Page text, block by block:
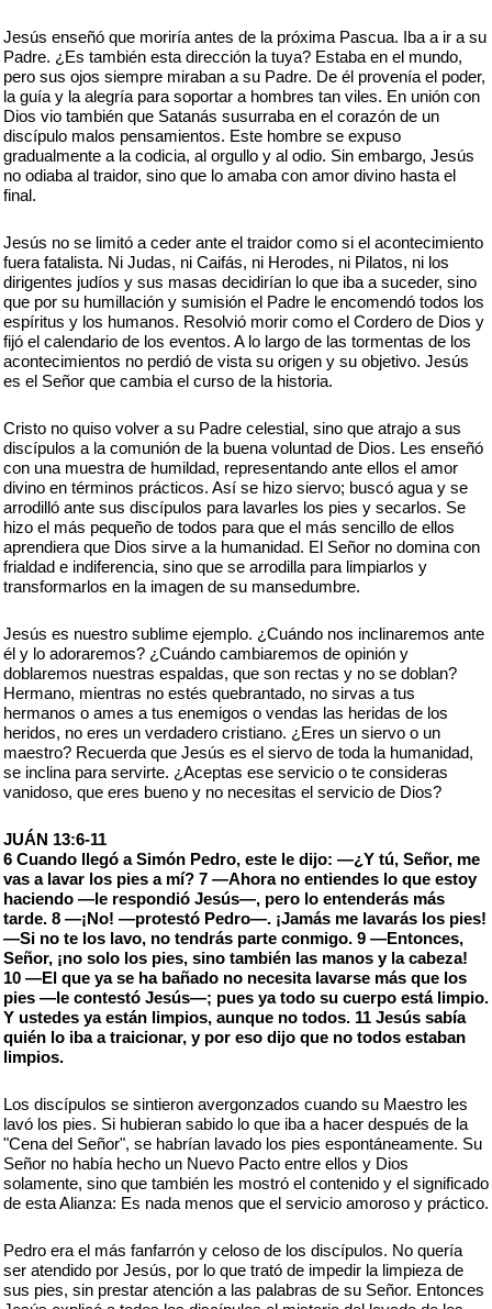
Jesús enseñó que moriría antes de la próxima Pascua. Iba a ir a su
Padre. ¿Es también esta dirección la tuya? Estaba en el mundo,
pero sus ojos siempre miraban a su Padre. De él provenía el poder,
la guía y la alegría para soportar a hombres tan viles. En unión con
Dios vio también que Satanás susurraba en el corazón de un
discípulo malos pensamientos. Este hombre se expuso
gradualmente a la codicia, al orgullo y al odio. Sin embargo, Jesús
no odiaba al traidor, sino que lo amaba con amor divino hasta el
final.
Jesús no se limitó a ceder ante el traidor como si el acontecimiento
fuera fatalista. Ni Judas, ni Caifás, ni Herodes, ni Pilatos, ni los
dirigentes judíos y sus masas decidirían lo que iba a suceder, sino
que por su humillación y sumisión el Padre le encomendó todos los
espíritus y los humanos. Resolvió morir como el Cordero de Dios y
fijó el calendario de los eventos. A lo largo de las tormentas de los
acontecimientos no perdió de vista su origen y su objetivo. Jesús
es el Señor que cambia el curso de la historia.
Cristo no quiso volver a su Padre celestial, sino que atrajo a sus
discípulos a la comunión de la buena voluntad de Dios. Les enseñó
con una muestra de humildad, representando ante ellos el amor
divino en términos prácticos. Así se hizo siervo; buscó agua y se
arrodilló ante sus discípulos para lavarles los pies y secarlos. Se
hizo el más pequeño de todos para que el más sencillo de ellos
aprendiera que Dios sirve a la humanidad. El Señor no domina con
frialdad e indiferencia, sino que se arrodilla para limpiarlos y
transformarlos en la imagen de su mansedumbre.
Jesús es nuestro sublime ejemplo. ¿Cuándo nos inclinaremos ante
él y lo adoraremos? ¿Cuándo cambiaremos de opinión y
doblaremos nuestras espaldas, que son rectas y no se doblan?
Hermano, mientras no estés quebrantado, no sirvas a tus
hermanos o ames a tus enemigos o vendas las heridas de los
heridos, no eres un verdadero cristiano. ¿Eres un siervo o un
maestro? Recuerda que Jesús es el siervo de toda la humanidad,
se inclina para servirte. ¿Aceptas ese servicio o te consideras
vanidoso, que eres bueno y no necesitas el servicio de Dios?
JUÁN 13:6-11
6 Cuando llegó a Simón Pedro, este le dijo: —¿Y tú, Señor, me
vas a lavar los pies a mí? 7 —Ahora no entiendes lo que estoy
haciendo —le respondió Jesús—, pero lo entenderás más
tarde. 8 —¡No! —protestó Pedro—. ¡Jamás me lavarás los pies!
—Si no te los lavo, no tendrás parte conmigo. 9 —Entonces,
Señor, ¡no solo los pies, sino también las manos y la cabeza!
10 —El que ya se ha bañado no necesita lavarse más que los
pies —le contestó Jesús—; pues ya todo su cuerpo está limpio.
Y ustedes ya están limpios, aunque no todos. 11 Jesús sabía
quién lo iba a traicionar, y por eso dijo que no todos estaban
limpios.
Los discípulos se sintieron avergonzados cuando su Maestro les
lavó los pies. Si hubieran sabido lo que iba a hacer después de la
"Cena del Señor", se habrían lavado los pies espontáneamente. Su
Señor no había hecho un Nuevo Pacto entre ellos y Dios
solamente, sino que también les mostró el contenido y el significado
de esta Alianza: Es nada menos que el servicio amoroso y práctico.
Pedro era el más fanfarrón y celoso de los discípulos. No quería
ser atendido por Jesús, por lo que trató de impedir la limpieza de
sus pies, sin prestar atención a las palabras de su Señor. Entonces